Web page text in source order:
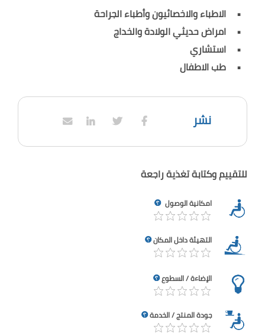
الاطباء والاخصائيون وأطباء الجراحة
امراض حديثي الولادة والخداج
استشاري
طب الاطفال
نشر
للتقييم وكتابة تغذية راجعة
امكانية الوصول
التهيئة داخل المكان
الإضاءة / السطوع
جودة المنتج / الخدمة